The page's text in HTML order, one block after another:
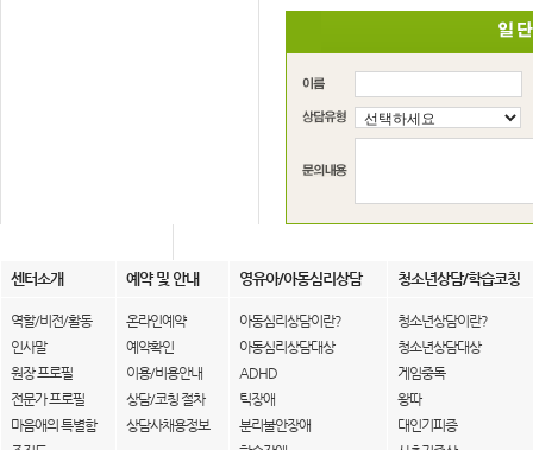
센터소개 예약 및 안내 영유아/아동심리상담 청소년상담/학습코칭
역할/비전/활동
인사말
원장 프로필
전문가 프로필
마음애의 특별함
온라인예약
예약확인
이용/비용안내
상담/코칭 절차
상담사채용정보
아동심리상담이란?
아동심리상담대상
ADHD
틱장애
분리불안장애
청소년상담이란?
청소년상담대상
게임중독
왕따
대인기피증